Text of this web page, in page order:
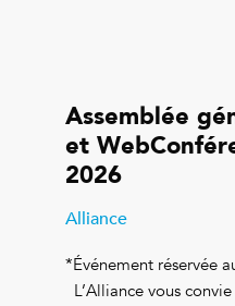
Assemblée
et
2026
Alliance
*Événement réservée
L’Alliance vous